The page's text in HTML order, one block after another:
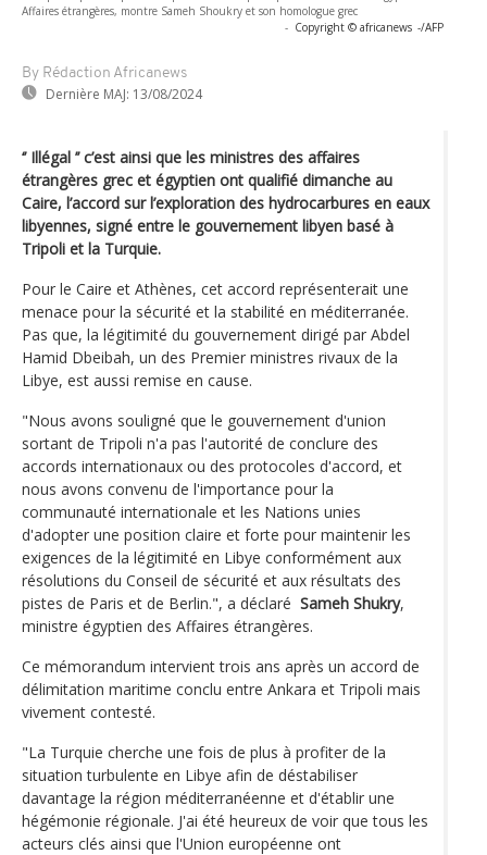
Affaires étrangères, montre Sameh Shoukry et son homologue grec
- Copyright © africanews -/AFP
By Rédaction Africanews
Dernière MAJ: 13/08/2024
‘’ Illégal ’’ c’est ainsi que les ministres des affaires
étrangères grec et égyptien ont qualifié dimanche au
Caire, l’accord sur l’exploration des hydrocarbures en eaux
libyennes, signé entre le gouvernement libyen basé à
Tripoli et la Turquie.
Pour le Caire et Athènes, cet accord représenterait une
menace pour la sécurité et la stabilité en méditerranée.
Pas que, la légitimité du gouvernement dirigé par Abdel
Hamid Dbeibah, un des Premier ministres rivaux de la
Libye, est aussi remise en cause.
"Nous avons souligné que le gouvernement d'union
sortant de Tripoli n'a pas l'autorité de conclure des
accords internationaux ou des protocoles d'accord, et
nous avons convenu de l'importance pour la
communauté internationale et les Nations unies
d'adopter une position claire et forte pour maintenir les
exigences de la légitimité en Libye conformément aux
résolutions du Conseil de sécurité et aux résultats des
pistes de Paris et de Berlin.", a déclaré Sameh Shukry,
ministre égyptien des Affaires étrangères.
Ce mémorandum intervient trois ans après un accord de
délimitation maritime conclu entre Ankara et Tripoli mais
vivement contesté.
"La Turquie cherche une fois de plus à profiter de la
situation turbulente en Libye afin de déstabiliser
davantage la région méditerranéenne et d'établir une
hégémonie régionale. J'ai été heureux de voir que tous les
acteurs clés ainsi que l'Union européenne ont